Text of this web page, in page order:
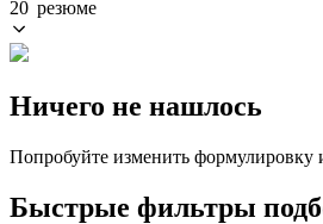
20 резюме
Ничего не нашлось
Попробуйте изменить формулировку
Быстрые фильтры